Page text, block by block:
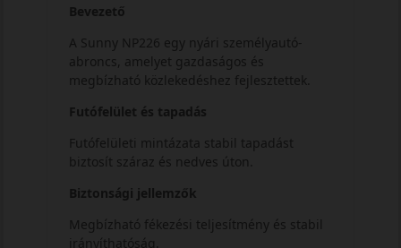
Bevezető
A Sunny NP226 egy nyári személyautó-
abroncs, amelyet gazdaságos és
megbízható közlekedéshez fejlesztettek.
Futófelület és tapadás
Futófelületi mintázata stabil tapadást
biztosít száraz és nedves úton.
Biztonsági jellemzők
Megbízható fékezési teljesítmény és stabil
irányíthatóság.